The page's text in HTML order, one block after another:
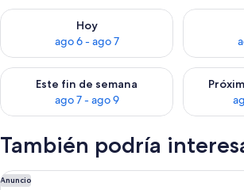
Hoy
ago 6 - ago 7
Consulta la disponibilidad para hoy ago 6 -
Consulta
Este fin de semana
ago 7 - ago 9
Consulta la disponibilidad para este fin
Consulta
También podría
Anuncio
Encanto Acapulco